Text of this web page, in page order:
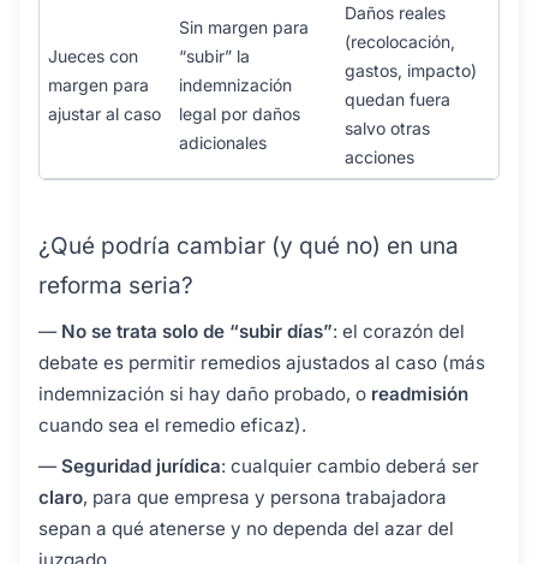
Jueces con
margen para
ajustar al caso
Sin margen para
“subir” la
indemnización
legal por daños
adicionales
Daños reales
(recolocación,
gastos, impacto)
quedan fuera
salvo otras
acciones
¿Qué podría cambiar (y qué no) en una
reforma seria?
— No se trata solo de “subir días”: el corazón del
debate es permitir remedios ajustados al caso (más
indemnización si hay daño probado, o readmisión
cuando sea el remedio eficaz).
—Seguridad jurídica: cualquier cambio deberá ser
claro, para que empresa y persona trabajadora
sepan a qué atenerse y no dependa del azar del